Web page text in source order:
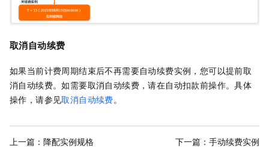
取消自动续费
如果当前计费周期结束后不再需要自动续费实例，您可以提前取
消自动续费。如需要取消自动续费，请在自动扣款前操作。具体
操作，请参见取消自动续费。
上一篇： 降配实例规格 下一篇： 手动续费实例